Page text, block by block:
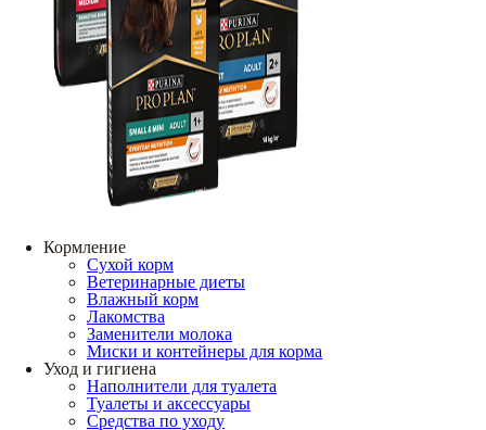
Кормление
Сухой корм
Ветеринарные диеты
Влажный корм
Лакомства
Заменители молока
Миски и контейнеры для корма
Уход и гигиена
Наполнители для туалета
Туалеты и аксессуары
Средства по уходу